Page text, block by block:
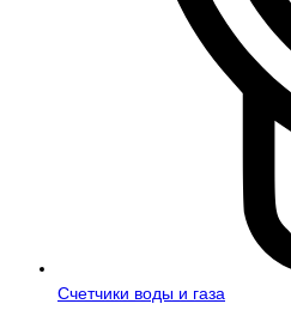
Счетчики воды и газа